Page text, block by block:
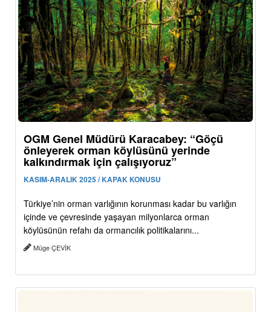
OGM Genel Müdürü Karacabey: “Göçü
önleyerek orman köylüsünü yerinde
kalkındırmak için çalışıyoruz”
KASIM-ARALIK 2025 / KAPAK KONUSU
Türkiye’nin orman varlığının korunması kadar bu varlığın
içinde ve çevresinde yaşayan milyonlarca orman
köylüsünün refahı da ormancılık politikalarını...
Müge ÇEVİK